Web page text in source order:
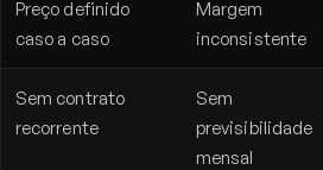
Preço definido
caso a caso
Margem
inconsistente
Sem contrato
recorrente
Sem
previsibilidade
mensal